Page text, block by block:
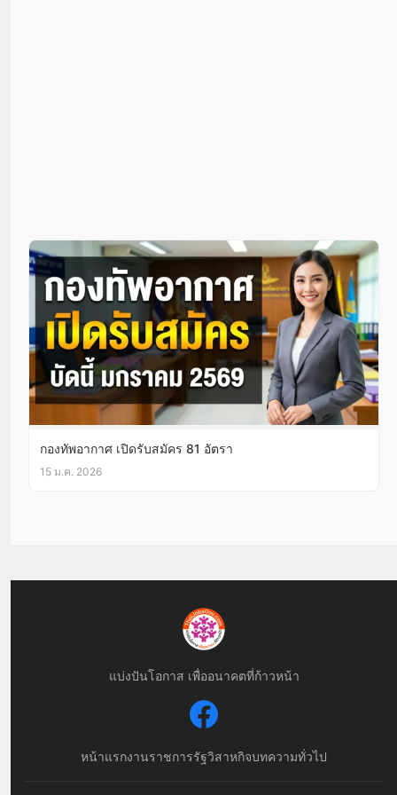
กองทัพอากาศ เปิดรับสมัคร 81 อัตรา
15 ม.ค. 2026
แบ่งปันโอกาส เพื่ออนาคตที่ก้าวหน้า
หน้าแรกงานราชการรัฐวิสาหกิจบทความทั่วไป